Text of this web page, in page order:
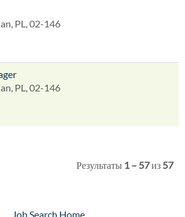
PL, 02-146
PL, 02-146
Результаты 1 – 57из 57
Job Search Home